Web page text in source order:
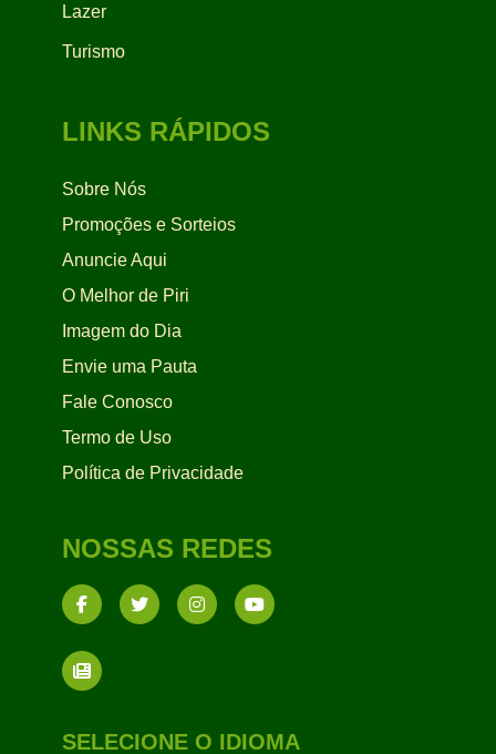
Lazer
Turismo
LINKS RÁPIDOS
Sobre Nós
Promoções e Sorteios
Anuncie Aqui
O Melhor de Piri
Imagem do Dia
Envie uma Pauta
Fale Conosco
Termo de Uso
Política de Privacidade
NOSSAS REDES
SELECIONE O IDIOMA